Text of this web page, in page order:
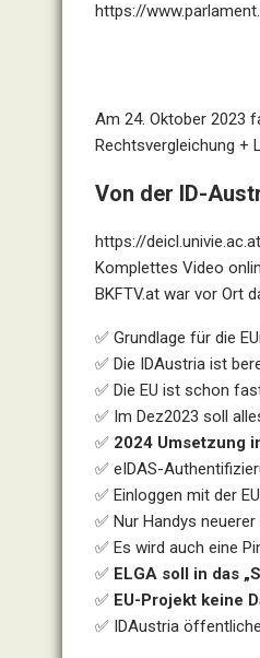
https://
Am 24. Oktober 2023
Rechtsvergleichung +
Von der ID-
https://
Komplettes Video
BKFTV.at war vor Ort
✅ Grundlage für die
✅ Die IDAustria ist
✅ Die EU ist schon
✅ Im Dez2023 soll
✅ 2024 Umsetzung
✅ eIDAS-
✅ Einloggen mit der
✅ Nur Handys
✅ Es wird auch eine
✅ ELGA soll in das
✅ EU-Projekt keine
✅ IDAustria